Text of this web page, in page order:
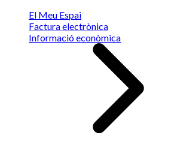
El Meu Espai
Factura electrònica
Informació econòmica